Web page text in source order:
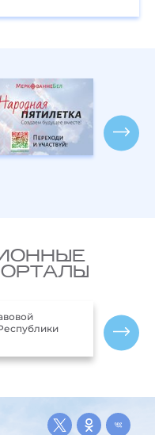
природных
и охраны окружающей
Республики Беларусь